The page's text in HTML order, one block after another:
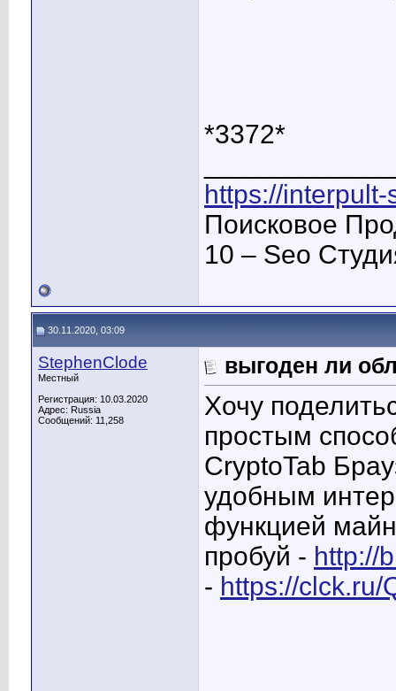
*3372*
https://
Поисковое
10 – Seo
30.11.2020, 03:09
StephenClode
Местный
Регистрация: 10.03.2020
Адрес: Russia
Сообщений: 11,258
выгоден ли
Хочу
простым
CryptoTab
удобным
функцией
пробуй - http://
- https://clck.ru/